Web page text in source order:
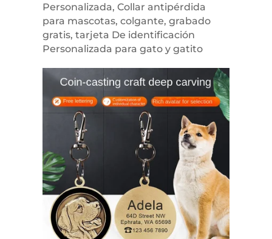
Personalizada, Collar antipérdida
para mascotas, colgante, grabado
gratis, tarjeta De identificación
Personalizada para gato y gatito